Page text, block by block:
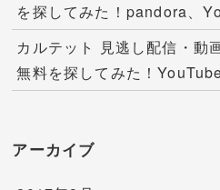
を探してみた！pandora、
カルテット 見逃し配信・動
無料を探してみた！
アーカイブ